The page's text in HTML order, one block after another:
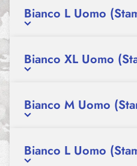
Bianco L Uomo
Bianco XL Uomo
Bianco M Uomo
Bianco L Uomo